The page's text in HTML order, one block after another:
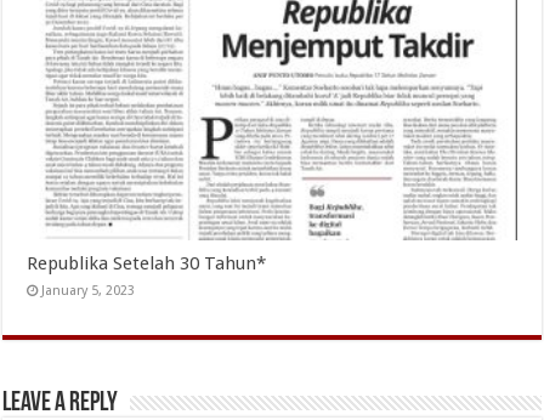
Republika Setelah 30 Tahun*
January 5, 2023
Leave a Reply